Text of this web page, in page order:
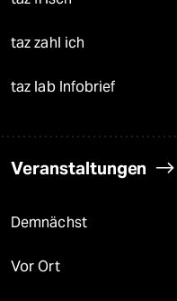
taz zahl ich
taz lab Infobrief
Veranstaltungen
Demnächst
Vor Ort